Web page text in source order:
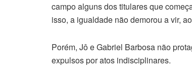
campo alguns dos titulares que
isso, a igualdade não demorou a vir,
Porém, Jô e Gabriel Barbosa não
expulsos por atos indisciplinares.